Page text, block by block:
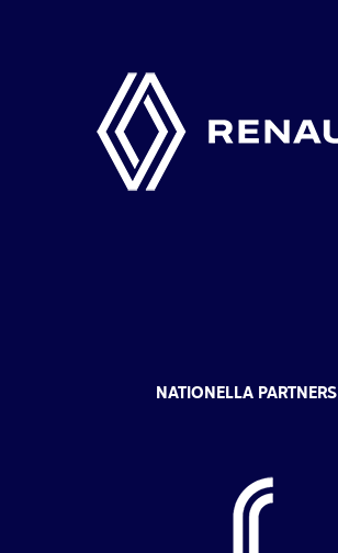
NATIONELLA PARTNERS